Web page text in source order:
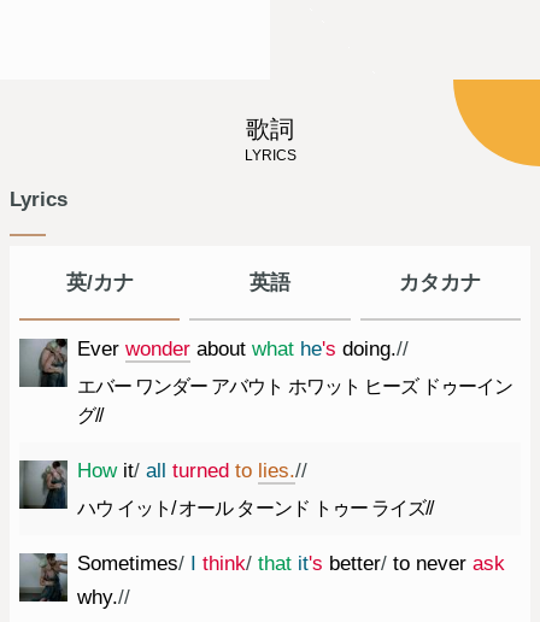
歌詞
LYRICS
Lyrics
英/カナ 英語 カタカナ
Ever wonder about what he's doing.//
エバー ワンダー アバウト ホワット ヒーズ ドゥーイン
グ//
How it/ all turned to lies.//
ハウ イット/ オール ターンド トゥー ライズ//
Sometimes/ I think/ that it's better/ to never ask
why.//